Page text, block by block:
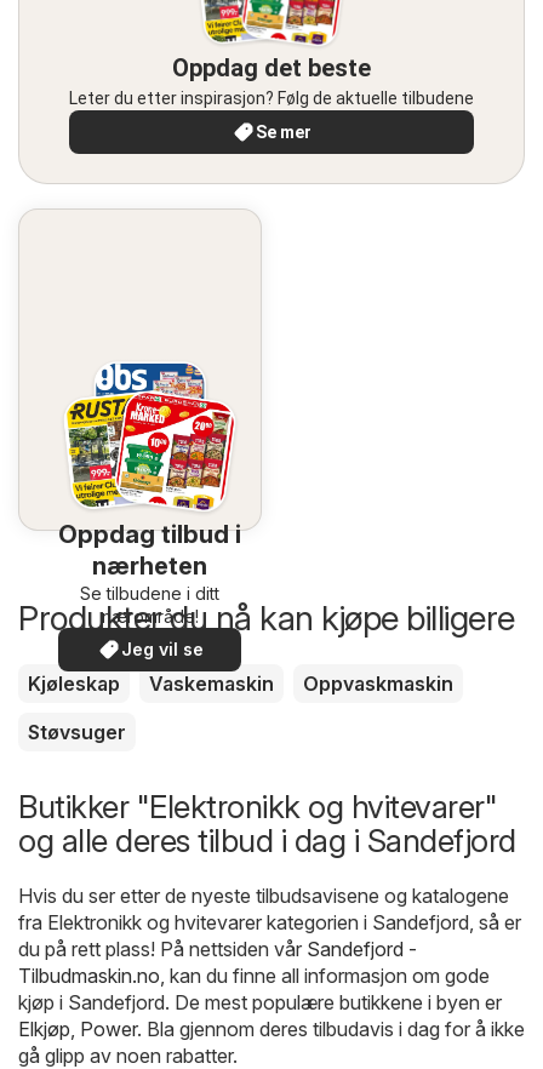
Oppdag det beste
Leter du etter inspirasjon? Følg de aktuelle tilbudene
Se mer
Oppdag tilbud i
nærheten
Se tilbudene i ditt
nærområde!
Jeg vil se
Produkter du nå kan kjøpe billigere
Kjøleskap Vaskemaskin
Oppvaskmaskin
Støvsuger
Butikker "Elektronikk og hvitevarer"
og alle deres tilbud i dag i Sandefjord
Hvis du ser etter de nyeste tilbudsavisene og katalogene
fra Elektronikk og hvitevarer kategorien i Sandefjord, så er
du på rett plass! På nettsiden vår Sandefjord -
Tilbudmaskin.no , kan du finne all informasjon om gode
kjøp i Sandefjord. De mest populære butikkene i byen er
Elkjøp Power. Bla gjennom deres tilbudavis i dag for å ikke
gå glipp av noen rabatter.